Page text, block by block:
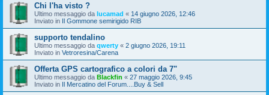
Chi l'ha visto ?
Ultimo messaggio da lucamad « 14 giugno 2026, 12:46
Inviato in Il Gommone semirigido RIB
supporto tendalino
Ultimo messaggio da qwerty « 2 giugno 2026, 19:11
Inviato in Vetroresina/Carena
Offerta GPS cartografico a colori da 7"
Ultimo messaggio da Blackfin « 27 maggio 2026, 9:45
Inviato in Il Mercatino del Forum....Buy & Sell